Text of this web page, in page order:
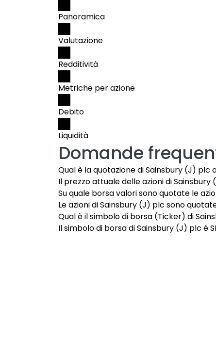
Panoramica
Valutazione
Redditività
Metriche per azione
Debito
Liquidità
Domande
Qual è la quotazione di Sainsbury (J) plc
Il prezzo attuale delle azioni di Sainsbury
Su quale borsa valori sono quotate le
Le azioni di Sainsbury (J) plc sono
Qual è il simbolo di borsa (Ticker) di
Il simbolo di borsa di Sainsbury (J) plc è